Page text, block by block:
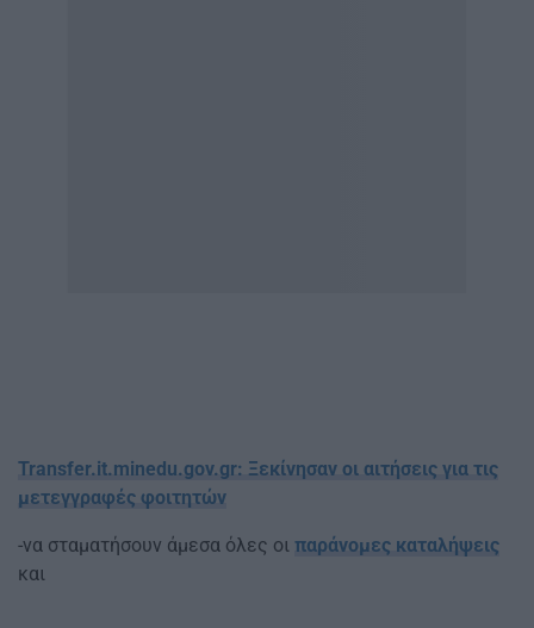
Transfer.it.minedu.gov.gr: Ξεκίνησαν οι αιτήσεις για τις
μετεγγραφές φοιτητών
-να σταματήσουν άμεσα όλες οι παράνομες καταλήψεις
και